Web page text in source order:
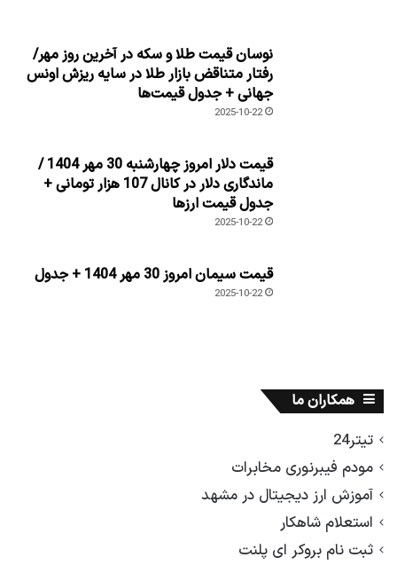
نوسان قیمت طلا و سکه در آخرین روز مهر/
رفتار متناقض بازار طلا در سایه ریزش اونس
جهانی + جدول قیمت‌ها
2025-10-22
قیمت دلار امروز چهارشنبه 30 مهر 1404 /
ماندگاری دلار در کانال 107 هزار تومانی +
جدول قیمت ارزها
2025-10-22
قیمت سیمان امروز 30 مهر 1404 + جدول
2025-10-22
همکاران ما
تیتر24
مودم فیبرنوری مخابرات
آموزش ارز دیجیتال در مشهد
استعلام شاهکار
ثبت نام بروکر ای پلنت